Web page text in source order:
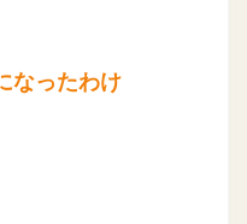
なったわけ